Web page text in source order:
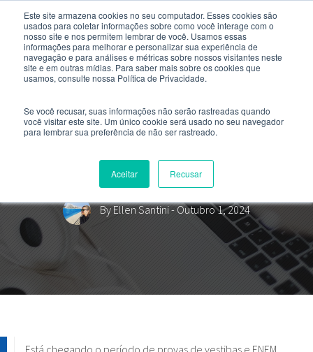
Este site armazena cookies no seu computador. Esses cookies são
usados ​​para coletar informações sobre como você interage com o
nosso site e nos permitem lembrar de você. Usamos essas
informações para melhorar e personalizar sua experiência de
navegação e para análises e métricas sobre nossos visitantes neste
site e em outras mídias. Para saber mais sobre os cookies que
usamos, consulte nossa Política de Privacidade.
Se você recusar, suas informações não serão rastreadas quando
você visitar este site. Um único cookie será usado no seu navegador
para lembrar sua preferência de não ser rastreado.
Aceitar Recusar
Como se atualizar para ENEM e
vestibulares?
ByEllen Santini- Outubro 1, 2024
Está chegando o período de provas de vestibas e ENEM,